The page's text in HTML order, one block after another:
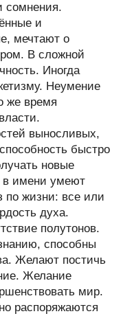
сомнения.
и
мечтают о
В сложной
Иногда
Неумение
же время
выносливых,
быстро
новые
в имени умеют
по жизни: все или
духа.
полутонов.
способны
Желают постичь
Желание
мир.
распоряжаются